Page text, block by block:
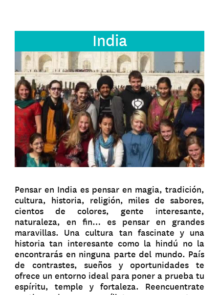
India
Pensar en India es pensar en magia, tradición,
cultura, historia, religión, miles de sabores,
cientos de colores, gente interesante,
naturaleza, en fin… es pensar en grandes
maravillas. Una cultura tan fascinate y una
historia tan interesante como la hindú no la
encontrarás en ninguna parte del mundo. País
de contrastes, sueños y oportunidades te
ofrece un entorno ideal para poner a prueba tu
espíritu, temple y fortaleza. Reencuentrate